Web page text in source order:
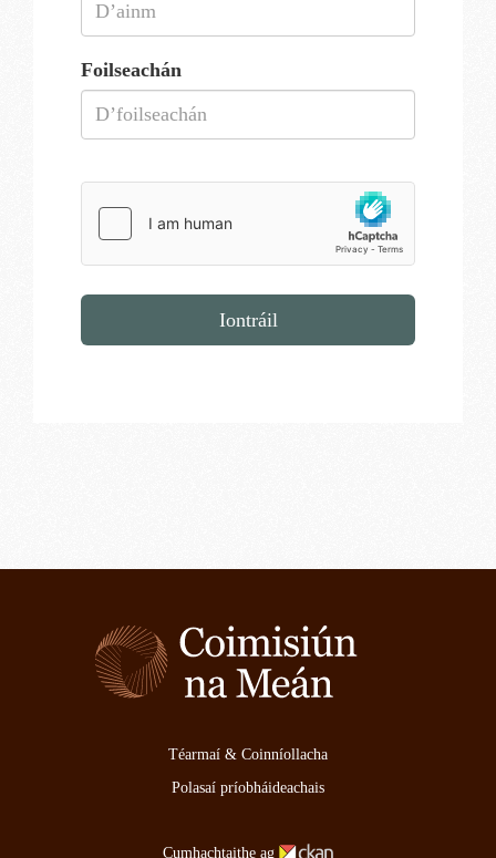
Foilseachán
Iontráil
Téarmaí & Coinníollacha
Polasaí príobháideachais
Cumhachtaithe ag